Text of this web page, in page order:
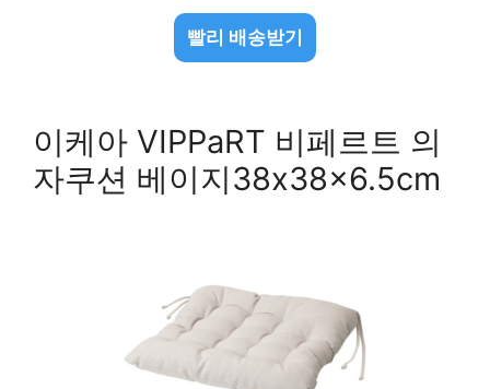
빨리 배송받기
이케아 VIPPaRT 비페르트 의
자쿠션 베이지38x38x6.5cm